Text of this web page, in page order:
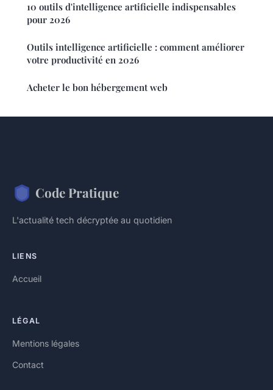
10 outils d'intelligence artificielle indispensables
pour 2026
Outils intelligence artificielle : comment améliorer
votre productivité en 2026
Acheter le bon hébergement web
Code Pratique
L'actualité tech décryptée au quotidien
LIENS
Accueil
LÉGAL
Mentions légales
Contact